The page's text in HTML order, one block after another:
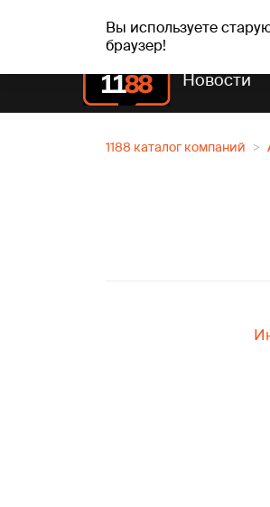
Вы используете
браузер!
пт, 07.08.2026. +19°C
Новости
1188 каталог компаний